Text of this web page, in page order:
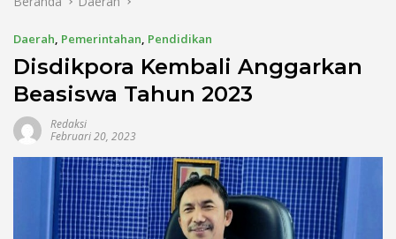
Daerah, Pemerintahan, Pendidikan
Disdikpora Kembali Anggarkan
Beasiswa Tahun 2023
Redaksi
Februari 20, 2023